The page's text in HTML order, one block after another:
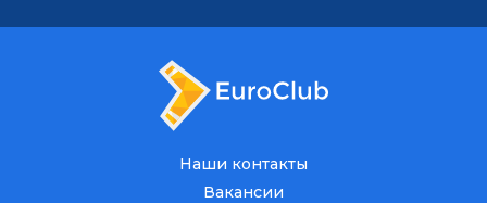
Наши контакты
Вакансии